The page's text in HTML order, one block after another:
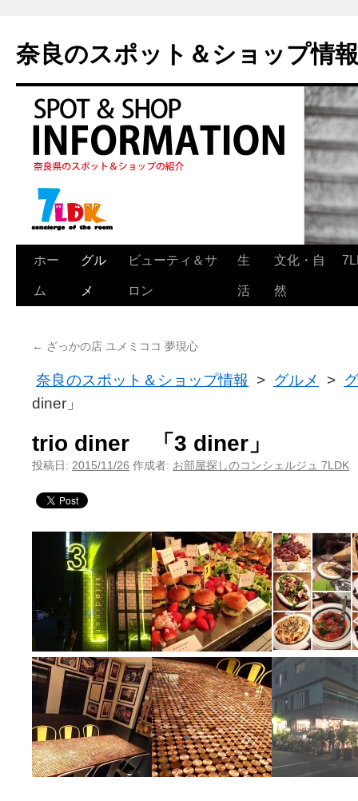
奈良のスポット＆ショップ情報
ホー
ム
グル
メ
ビューティ＆サ
ロン
生
活
文化・自
然
← ざっかの店 ユメミココ 夢現心
奈良のスポット＆ショップ情報 > グルメ >
diner」
trio diner 「3 diner」
投稿日: 2015/11/26 作成者: お部屋探しのコンシェルジュ 7LDK